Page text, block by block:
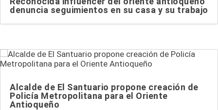
denuncia seguimientos en su casa y su trabajo
Alcalde de El Santuario propone creación de
Policía Metropolitana para el Oriente
Antioqueño